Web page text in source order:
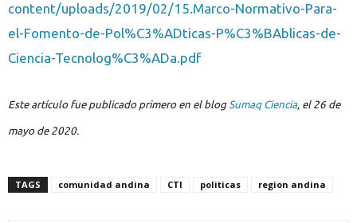
content/uploads/2019/02/15.Marco-Normativo-Para-
el-Fomento-de-Pol%C3%ADticas-P%C3%BAblicas-de-
Ciencia-Tecnolog%C3%ADa.pdf
Este artículo fue publicado primero en el blogSumaq Ciencia, el 26 de
mayo de 2020.
TAGS comunidad andina CTI politicas region andina